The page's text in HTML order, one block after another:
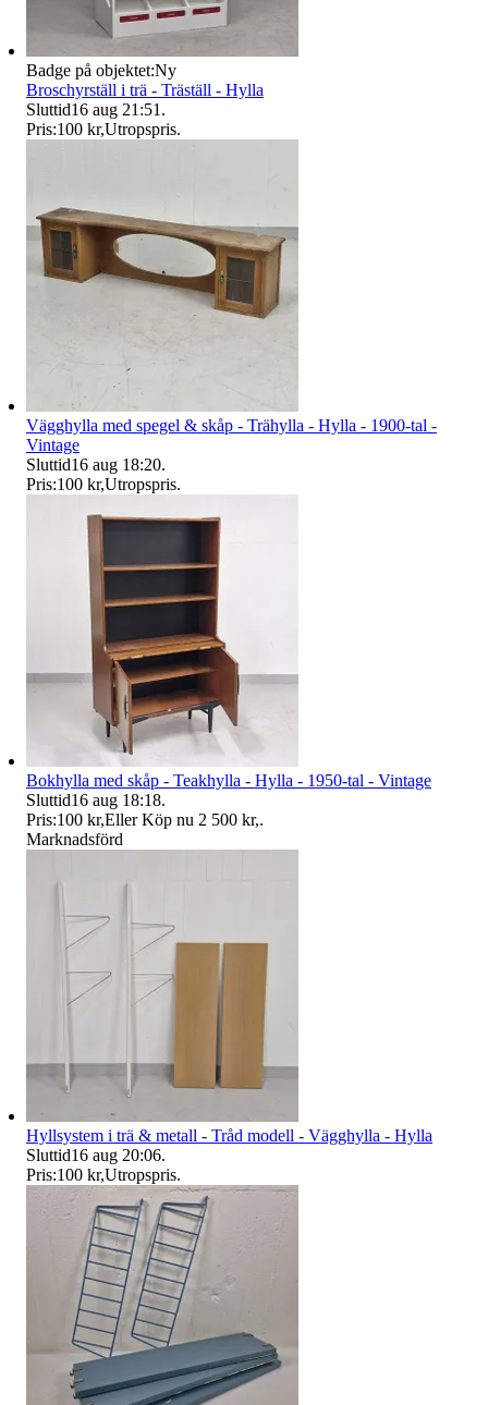
Badge på objektet:Ny
Broschyrställ i trä - Träställ - Hylla
Sluttid16 aug 21:51 .
Pris:100 kr,Utropspris.
Vägghylla med spegel & skåp - Trähylla - Hylla - 1900-tal -
Vintage
Sluttid16 aug 18:20.
Pris:100 kr,Utropspris.
Bokhylla med skåp - Teakhylla - Hylla - 1950-tal - Vintage
Sluttid16 aug 18:18.
Pris:100 kr,Eller Köp nu 2 500 kr,.
Marknadsförd
Hyllsystem i trä & metall - Tråd modell - Vägghylla - Hylla
Sluttid16 aug 20:06.
Pris:100 kr,Utropspris.